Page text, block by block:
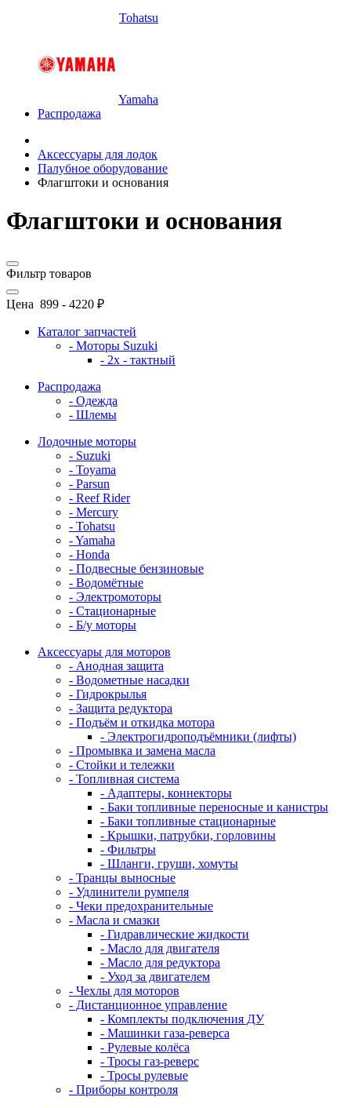
Tohatsu
Yamaha
Распродажа
Аксессуары для лодок
Палубное оборудование
Флагштоки и основания
Флагштоки и основания
Фильтр товаров
Цена 899 - 4220 ₽
Каталог запчастей
- Моторы Suzuki
- 2x - тактный
Распродажа
- Одежда
- Шлемы
Лодочные моторы
- Suzuki
- Toyama
- Parsun
- Reef Rider
- Mercury
- Tohatsu
- Yamaha
- Honda
- Подвесные бензиновые
- Водомётные
- Электромоторы
- Стационарные
- Б/у моторы
Аксессуары для моторов
- Анодная защита
- Водометные насадки
- Гидрокрылья
- Защита редуктора
- Подъём и откидка мотора
- Электрогидроподъёмники (лифты)
- Промывка и замена масла
- Стойки и тележки
- Топливная система
- Адаптеры, коннекторы
- Баки топливные переносные и канистры
- Баки топливные стационарные
- Крышки, патрубки, горловины
- Фильтры
- Шланги, груши, хомуты
- Транцы выносные
- Удлинители румпеля
- Чеки предохранительные
- Масла и смазки
- Гидравлические жидкости
- Масло для двигателя
- Масло для редуктора
- Уход за двигателем
- Чехлы для моторов
- Дистанционное управление
- Комплекты подключения ДУ
- Машинки газа-реверса
- Рулевые колёса
- Тросы газ-реверс
- Тросы рулевые
- Приборы контроля